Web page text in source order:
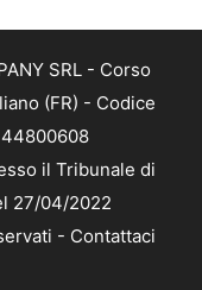
SRL - Corso
(FR) - Codice
il Tribunale di
27/04/2022
- Contattaci